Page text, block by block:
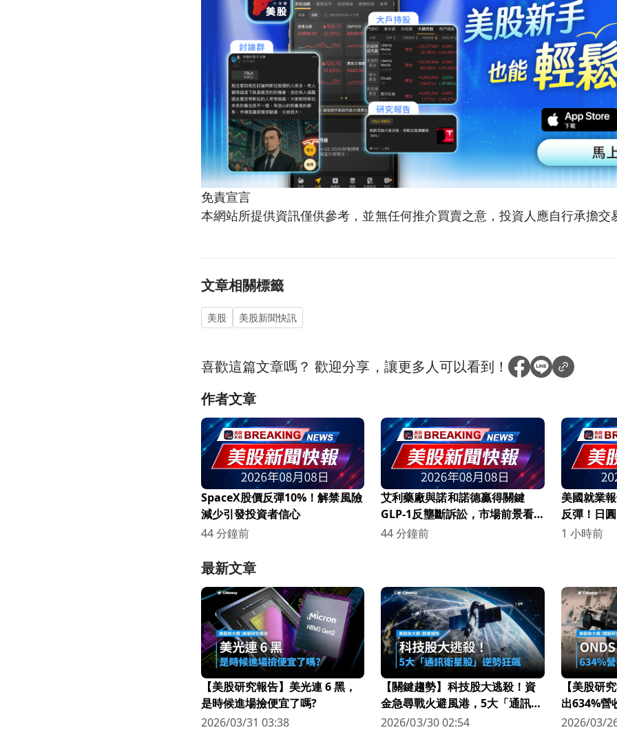
免責宣言
本網站所提供資訊僅供參考，並無任何推介買賣之意，投資人應自行承擔交
文章相關標籤
美股 美股新聞快訊
喜歡這篇文章嗎？歡迎分享，讓更多人可以看到！
作者文章
SpaceX股價反彈10%！解禁風險
減少引發投資者信心
44 分鐘前
艾利藥廠與諾和諾德贏得關鍵
GLP-1反壟斷訴訟，市場前景看
漲！
44 分鐘前
美國就業
反彈！日
1 小時前
最新文章
【美股研究報告】美光連 6 黑，
是時候進場撿便宜了嗎?
2026/03/31 03:38
【關鍵趨勢】科技股大逃殺！資
金急尋戰火避風港，5大「通訊衛
星股」逆勢狂飆
2026/03/30 02:54
【美股研
出634%營
科技新星
2026/03/